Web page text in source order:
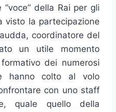
della Rai per gli
visto la partecipazione
coordinatore del
un utile momento
dei numerosi
hanno colto al volo
con uno staff
quale quello della